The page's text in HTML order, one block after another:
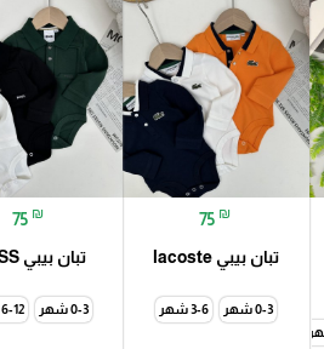
75 ₪
تبان بيبي lacoste
0-3 شهر 3-6 شهر
75 ₪
تبان بيبي BOSS
0-3 شهر 6-12 شهر